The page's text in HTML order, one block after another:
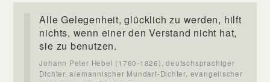
Alle Gelegenheit, glücklich zu werden, hilft
nichts, wenn einer den Verstand nicht hat,
sie zu benutzen.
Johann Peter Hebel (1760-1826), deutschsprachiger
Dichter, alemannischer Mundart-Dichter, evangelischer